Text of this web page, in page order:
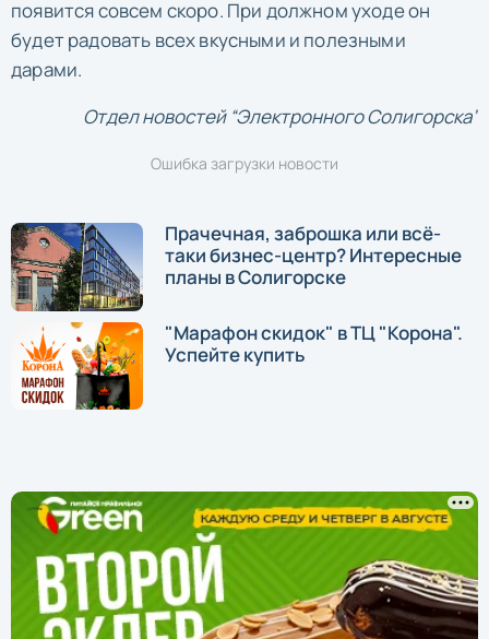
появится совсем скоро. При должном уходе он
будет радовать всех вкусными и полезными
дарами.
Отдел новостей “Электронного Солигорска”
Ошибка загрузки новости
Прачечная, заброшка или всё-
таки бизнес-центр? Интересные
планы в Солигорске
"Марафон скидок" в ТЦ "Корона".
Успейте купить